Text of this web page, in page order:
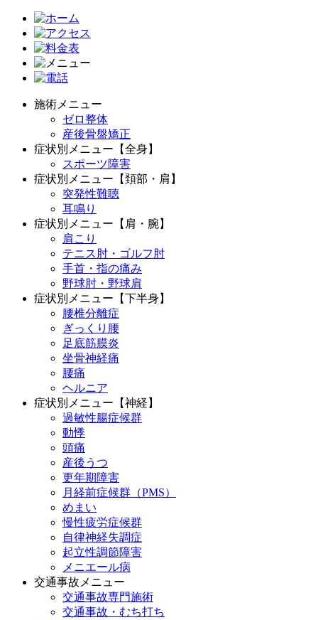
施術メニュー
ゼロ整体
産後骨盤矯正
症状別メニュー【全身】
スポーツ障害
症状別メニュー【頚部・肩】
突発性難聴
耳鳴り
症状別メニュー【肩・腕】
肩こり
テニス肘・ゴルフ肘
手首・指の痛み
野球肘・野球肩
症状別メニュー【下半身】
腰椎分離症
ぎっくり腰
足底筋膜炎
坐骨神経痛
腰痛
ヘルニア
症状別メニュー【神経】
過敏性腸症候群
動悸
頭痛
産後うつ
更年期障害
月経前症候群（PMS）
めまい
慢性疲労症候群
自律神経失調症
起立性調節障害
メニエール病
交通事故メニュー
交通事故専門施術
交通事故・むち打ち